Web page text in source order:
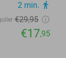
2 min. directions_walk
€29,95
€17,95